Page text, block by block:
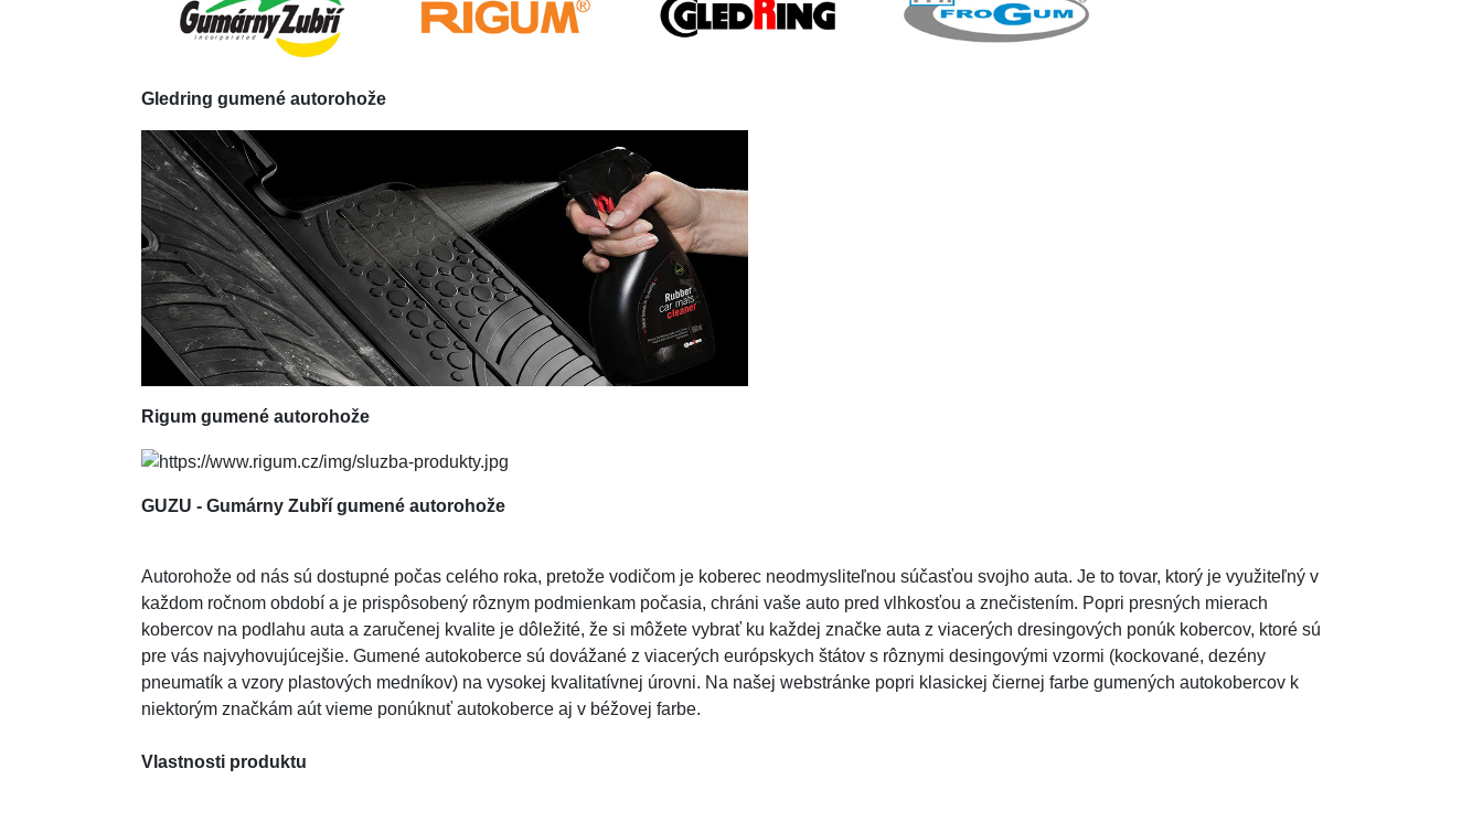
Gledring gumené autorohože
Rigum gumené autorohože
GUZU - Gumárny Zubří gumené autorohože
Autorohože od nás sú dostupné počas celého roka, pretože vodičom je koberec neodmysliteľnou súčasťou svojho auta. Je to tovar, ktorý je využiteľný v
každom ročnom období a je prispôsobený rôznym podmienkam počasia, chráni vaše auto pred vlhkosťou a znečistením. Popri presných mierach
kobercov na podlahu auta a zaručenej kvalite je dôležité, že si môžete vybrať ku každej značke auta z viacerých dresingových ponúk kobercov, ktoré sú
pre vás najvyhovujúcejšie. Gumené autokoberce sú dovážané z viacerých európskych štátov s rôznymi desingovými vzormi (kockované, dezény
pneumatík a vzory plastových medníkov) na vysokej kvalitatívnej úrovni. Na našej webstránke popri klasickej čiernej farbe gumených autokobercov k
niektorým značkám aút vieme ponúknuť autokoberce aj v béžovej farbe.
Vlastnosti produktu